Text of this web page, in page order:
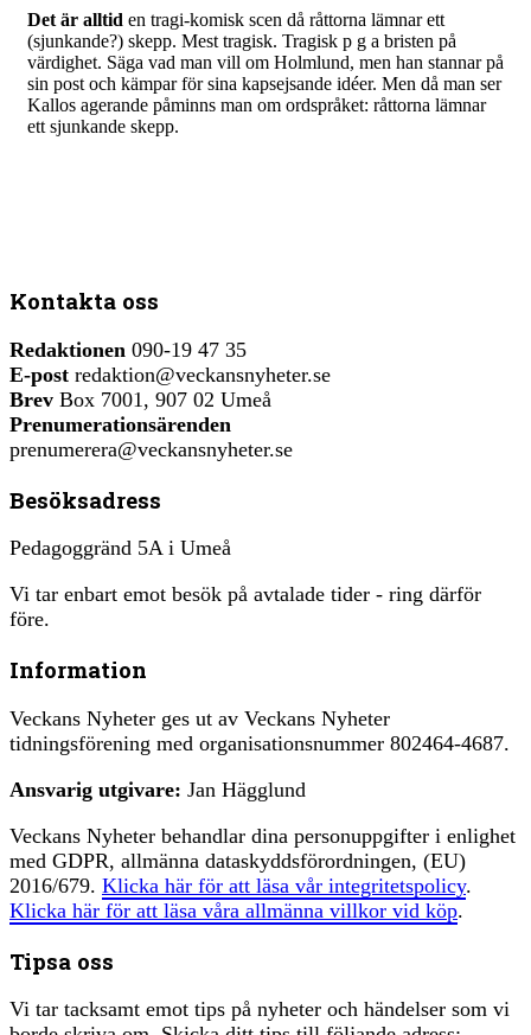
Det är alltid en tragi-komisk scen då råttorna lämnar ett
(sjunkande?) skepp. Mest tragisk. Tragisk p g a bristen på
värdighet. Säga vad man vill om Holmlund, men han stannar på
sin post och kämpar för sina kapsejsande idéer. Men då man ser
Kallos agerande påminns man om ordspråket: råttorna lämnar
ett sjunkande skepp.
Kontakta oss
Redaktionen 090-19 47 35
E-post redaktion@veckansnyheter.se
Brev Box 7001, 907 02 Umeå
Prenumerationsärenden
prenumerera@veckansnyheter.se
Besöksadress
Pedagoggränd 5A i Umeå
Vi tar enbart emot besök på avtalade tider - ring därför
före.
Information
Veckans Nyheter ges ut av Veckans Nyheter
tidningsförening med organisationsnummer 802464-4687.
Ansvarig utgivare: Jan Hägglund
Veckans Nyheter behandlar dina personuppgifter i enlighet
med GDPR, allmänna dataskyddsförordningen, (EU)
2016/679. Klicka här för att läsa vår integritetspolicy.
Klicka här för att läsa våra allmänna villkor vid köp.
Tipsa oss
Vi tar tacksamt emot tips på nyheter och händelser som vi